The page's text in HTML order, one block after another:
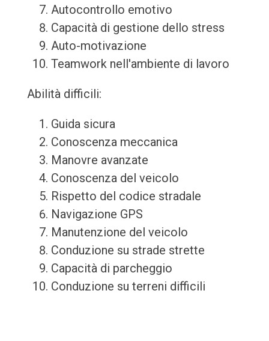
Autocontrollo emotivo
Capacità di gestione dello stress
Auto-motivazione
Teamwork nell'ambiente di lavoro
Abilità difficili:
Guida sicura
Conoscenza meccanica
Manovre avanzate
Conoscenza del veicolo
Rispetto del codice stradale
Navigazione GPS
Manutenzione del veicolo
Conduzione su strade strette
Capacità di parcheggio
Conduzione su terreni difficili